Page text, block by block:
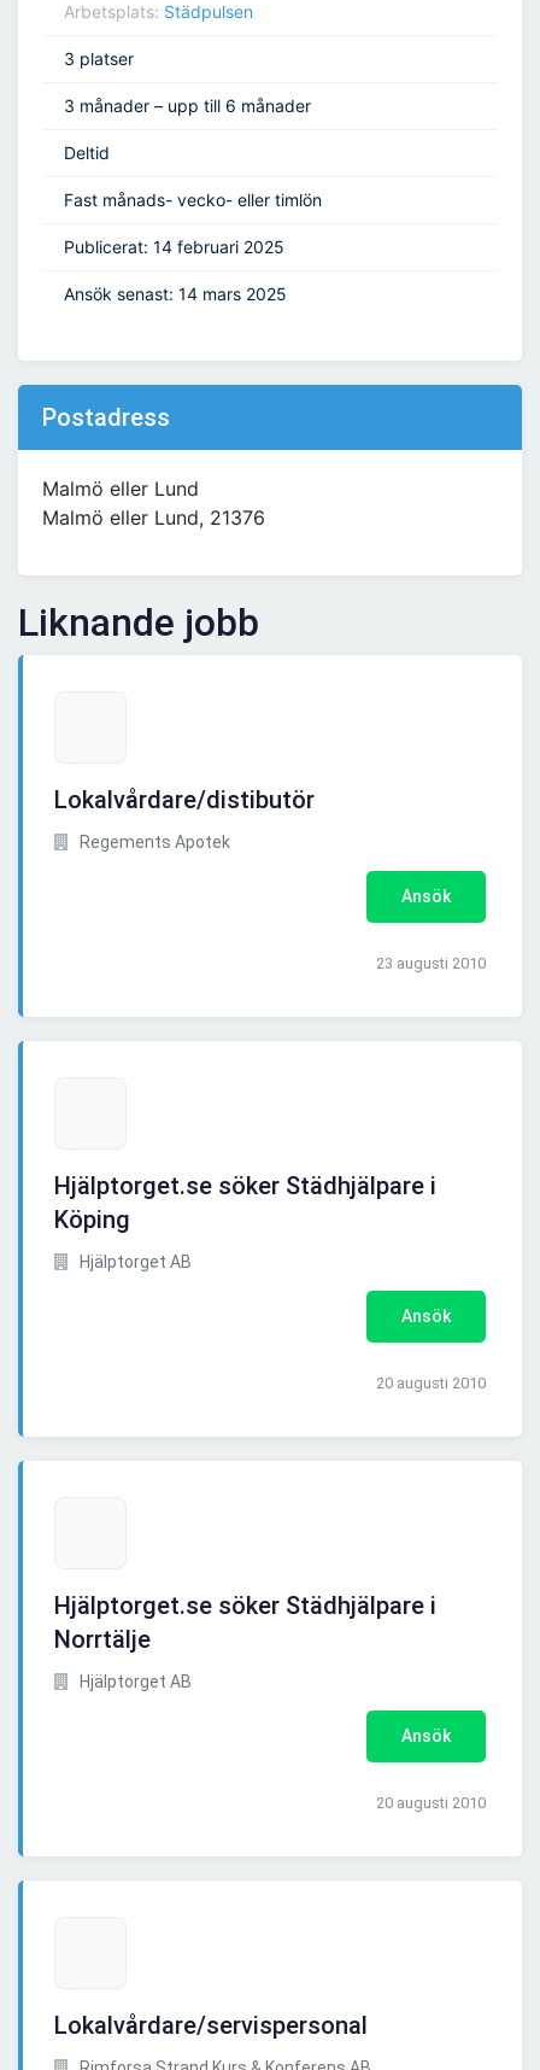
Arbetsplats: Städpulsen
3 platser
3 månader – upp till 6 månader
Deltid
Fast månads- vecko- eller timlön
Publicerat: 14 februari 2025
Ansök senast: 14 mars 2025
Postadress
Malmö eller Lund
Malmö eller Lund, 21376
Liknande jobb
Lokalvårdare/distibutör
Regements Apotek
Ansök
23 augusti 2010
Hjälptorget.se söker Städhjälpare i
Köping
Hjälptorget AB
Ansök
20 augusti 2010
Hjälptorget.se söker Städhjälpare i
Norrtälje
Hjälptorget AB
Ansök
20 augusti 2010
Lokalvårdare/servispersonal